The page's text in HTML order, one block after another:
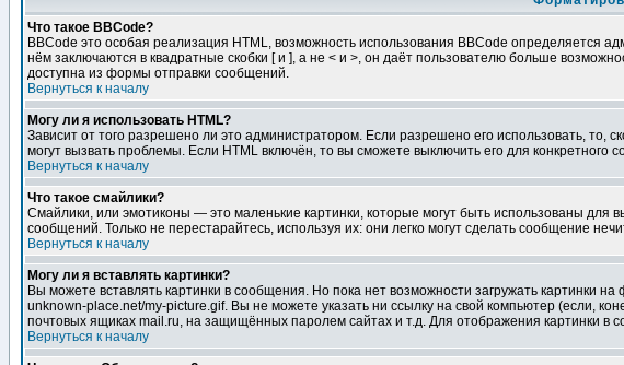
Что такое BBCode?
BBCode это особая реализация HTML, возможность использования BBCode определяется
нём заключаются в квадратные скобки [ и ], а не < и >, он даёт пользователю больше
доступна из формы отправки сообщений.
Вернуться к началу
Могу ли я использовать HTML?
Зависит от того разрешено ли это администратором. Если разрешено его использовать, то,
могут вызвать проблемы. Если HTML включён, то вы сможете выключить его для конкретного
Вернуться к началу
Что такое смайлики?
Смайлики, или эмотиконы — это маленькие картинки, которые могут быть использованы для
сообщений. Только не перестарайтесь, используя их: они легко могут сделать сообщение
Вернуться к началу
Могу ли я вставлять картинки?
Вы можете вставлять картинки в сообщения. Но пока нет возможности загружать картинки
unknown-place.net/my-picture.gif. Вы не можете указать ни ссылку на свой компьютер (если,
почтовых ящиках mail.ru, на защищённых паролем сайтах и т.д. Для отображения картинки в
Вернуться к началу